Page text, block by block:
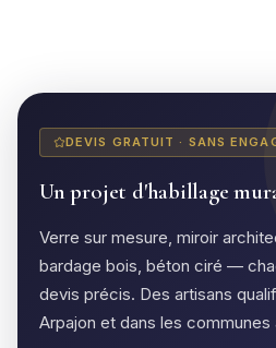
DEVIS GRATUIT · SANS
Un projet d'habillage
Verre sur mesure, miroir
bardage bois, béton ciré —
devis précis. Des artisans
Arpajon et dans les communes